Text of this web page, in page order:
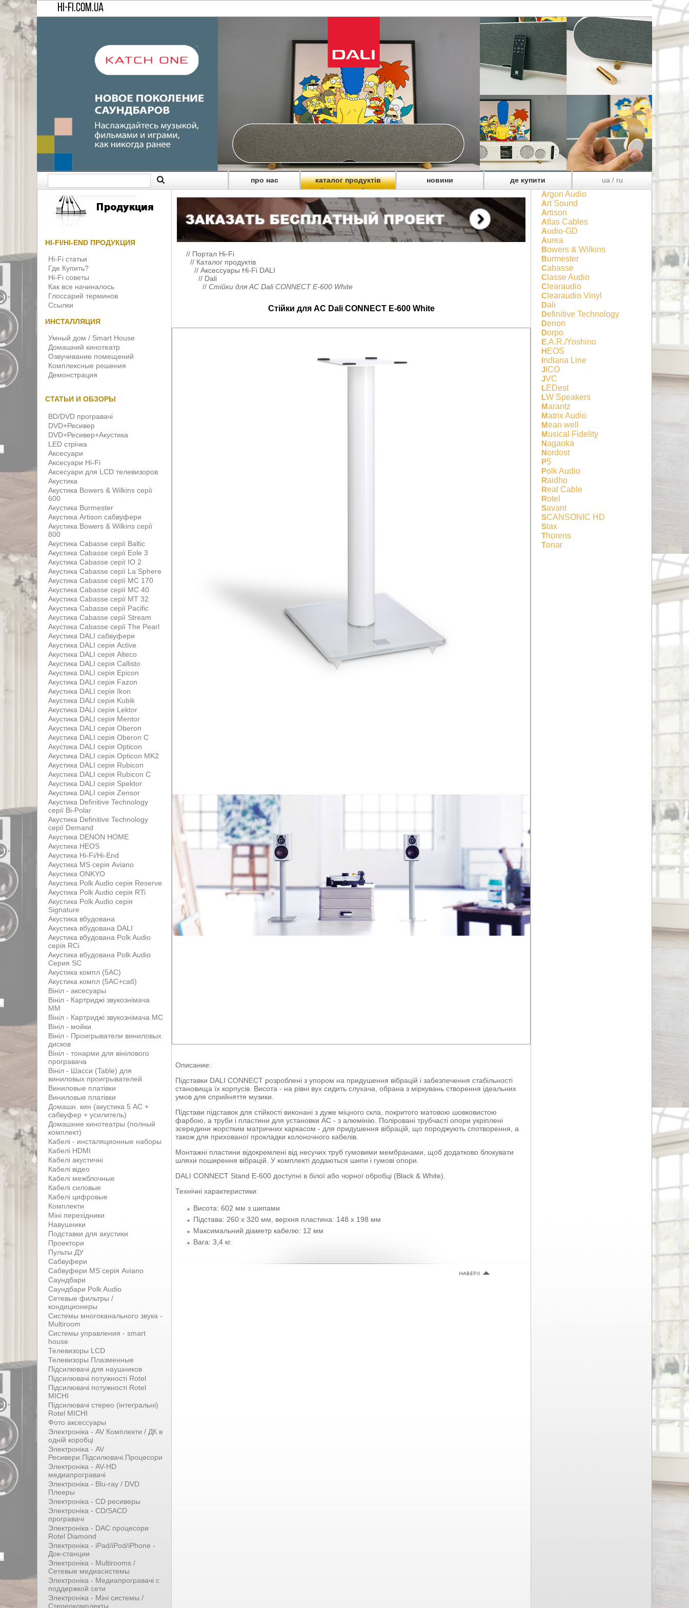
HI-FI.COM.UA
про нас каталог продуктів новини де купити ua/ ru
HI-FI/HI-END ПРОДУКЦИЯ
Hi-Fi статьи
Где Купить?
Hi-Fi советы
Как все начиналось
Глоссарий терминов
Ссылки
ИНСТАЛЛЯЦИЯ
Умный дом / Smart House
Домашний кинотеатр
Озвучивание помещений
Комплексные решения
Демонстрация
СТАТЬИ И ОБЗОРЫ
BD/DVD програвачі
DVD+Ресивер
DVD+Ресивер+Акустика
LED стрічка
Аксесуари
Аксесуари Hi-Fi
Аксесуари для LCD телевизоров
Акустика
Акустика Bowers & Wilkins серії
600
Акустика Burmester
Акустика Artison сабвуфери
Акустика Bowers & Wilkins серії
800
Акустика Cabasse серії Baltic
Акустика Cabasse серії Eole 3
Акустика Cabasse серії IO 2
Акустика Cabasse серії La Sphere
Акустика Cabasse серії MC 170
Акустика Cabasse серії MC 40
Акустика Cabasse серії MT 32
Акустика Cabasse серії Pacific
Акустика Cabasse серії Stream
Акустика Cabasse серії The Pearl
Акустика DALI сабвуфери
Акустика DALI серія Active
Акустика DALI серія Alteco
Акустика DALI серія Callisto
Акустика DALI серія Epicon
Акустика DALI серія Fazon
Акустика DALI серія Ikon
Акустика DALI серія Kubik
Акустика DALI серія Lektor
Акустика DALI серія Mentor
Акустика DALI серія Oberon
Акустика DALI серія Oberon С
Акустика DALI серія Opticon
Акустика DALI серія Opticon MK2
Акустика DALI серія Rubicon
Акустика DALI серія Rubicon С
Акустика DALI серія Spektor
Акустика DALI серія Zensor
Акустика Definitive Technology
серії Bi-Polar
Акустика Definitive Technology
серії Demand
Акустика DENON HOME
Акустика HEOS
Акустика Hi-Fi/Hi-End
Акустика MS серія Aviano
Акустика ONKYO
Акустика Polk Audio серія Reserve
Акустика Polk Audio серія RTi
Акустика Polk Audio серія
Signature
Акустика вбудована
Акустика вбудована DALI
Акустика вбудована Polk Audio
серія RCi
Акустика вбудована Polk Audio
Серия SC
Акустика компл (5АС)
Акустика компл (5АС+саб)
Вініл - аксесуары
Вініл - Картриджі звукознімача
MM
Вініл - Картриджі звукознімача MС
Вініл - мойки
Вініл - Проигрыватели виниловых
дисков
Вініл - тонарми для вінілового
програвача
Вініл - Шасси (Table) для
виниловых проигрывателей
Виниловые платівки
Виниловые платівки
Домашн. кин (акустика 5 АС +
сабвуфер + усилитель)
Домашние кинотеатры (полный
комплект)
Кабелі - инсталяционные наборы
Кабелі HDMI
Кабелі акустичні
Кабелі відео
Кабелі межблочные
Кабелі силовые
Кабелі цифровые
Комплекти
Міні перехідники
Навушники
Подставки для акустики
Проектори
Пульты ДУ
Сабвуфери
Сабвуфери MS серія Aviano
Саундбари
Саундбари Polk Audio
Сетевые фильтры /
кондиционеры
Системы многоканального звука -
Multiroom
Системы управления - smart
house
Телевизоры LCD
Телевизоры Плазменные
Підсилювачі для наушников
Підсилювачі потужності Rotel
Підсилювачі потужності Rotel
MICHI
Підсилювачі стерео (інтегральні)
Rotel MICHI
Фото аксессуары
Электроніка - AV Комплекти / ДК в
одній коробці
Электроніка - AV
Ресивери.Підсилювачі.Процесори
Электроніка - AV-HD
медиапрогравачі
Электроніка - Blu-ray / DVD
Плееры
Электроніка - CD ресиверы
Электроніка - CD/SACD
програвачі
Электроніка - DAC процесори
Rotel Diamond
Электроніка - iPad/iPod/iPhone -
Док-станции
Электроніка - Multirooms /
Сетевые медиасистемы
Электроніка - Медиапрогравачі с
поддержкой сети
Электроніка - Міні системы /
Стереокомплекты
// Портал Hi-Fi
// Каталог продуктів
// Аксессуары Hi-Fi DALI
// Dali
// Стійки для AC Dali CONNECT E-600 White
Стійки для AC Dali CONNECT E-600 White
Описание:
Підставки DALI CONNECT розроблені з упором на придушення вібрацій і забезпечення стабільності
становища їх корпусів. Висота - на рівні вух сидить слухача, обрана з міркувань створення ідеальних
умов для сприйняття музики.
Підстави підставок для стійкості виконані з дуже міцного скла, покритого матовою шовковистою
фарбою, а труби і пластини для установки АС - з алюмінію. Поліровані трубчасті опори укріплені
зсередини жорстким матричних каркасом - для придушення вібрацій, що породжують спотворення, а
також для прихованої прокладки колоночного кабелів.
Монтажні пластини відокремлені від несучих труб гумовими мембранами, щоб додатково блокувати
шляхи поширення вібрацій. У комплекті додаються шипи і гумові опори.
DALI CONNECT Stand E-600 доступні в білої або чорної обробці (Black & White).
Технічні характеристики:
Висота: 602 мм з шипами
Підстава: 260 x 320 мм, верхня пластина: 148 x 198 мм
Максимальний діаметр кабелю: 12 мм
Вага: 3,4 кг.
Argon Audio
Art Sound
Artison
Atlas Cables
Audio-GD
Aurea
Bowers & Wilkins
Burmester
Cabasse
Classe Audio
Clearaudio
Clearaudio Vinyl
Dali
Definitive Technology
Denon
Dorpo
E.A.R./Yoshino
HEOS
Indiana Line
JICO
JVC
LEDest
LW Speakers
Marantz
Matrix Audio
Mean well
Musical Fidelity
Nagaoka
Nordost
P5
Polk Audio
Raidho
Real Cable
Rotel
Savant
SCANSONIC HD
Stax
Thorens
Tonar